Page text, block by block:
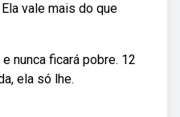
vale mais do que
nunca ficará pobre. 12
ela só lhe.